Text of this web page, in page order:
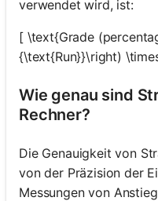
verwendet wird, ist:
[ \text{Grade
{\text{Run}}\right)
Wie genau sind
Rechner?
Die Genauigkeit von
von der Präzision der
Messungen von